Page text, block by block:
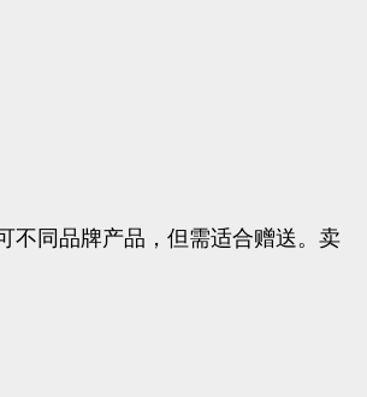
不同品牌产品，但需适合赠送。卖